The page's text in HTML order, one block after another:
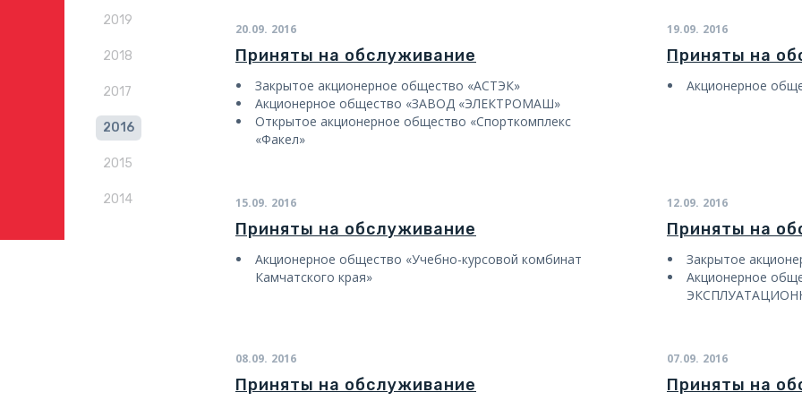
2019
2018
2017
2016
2015
2014
20.09. 2016
Приняты на обслуживание
Закрытое акционерное общество «АСТЭК»
Акционерное общество «ЗАВОД «ЭЛЕКТРОМАШ»
Открытое акционерное общество «Спорткомплекс
«Факел»
19.09. 2016
Приняты на
Акционерное
15.09. 2016
Приняты на обслуживание
Акционерное общество «Учебно-курсовой комбинат
Камчатского края»
12.09. 2016
Приняты на
Закрытое
Акционерное
08.09. 2016
Приняты на обслуживание
07.09. 2016
Приняты на